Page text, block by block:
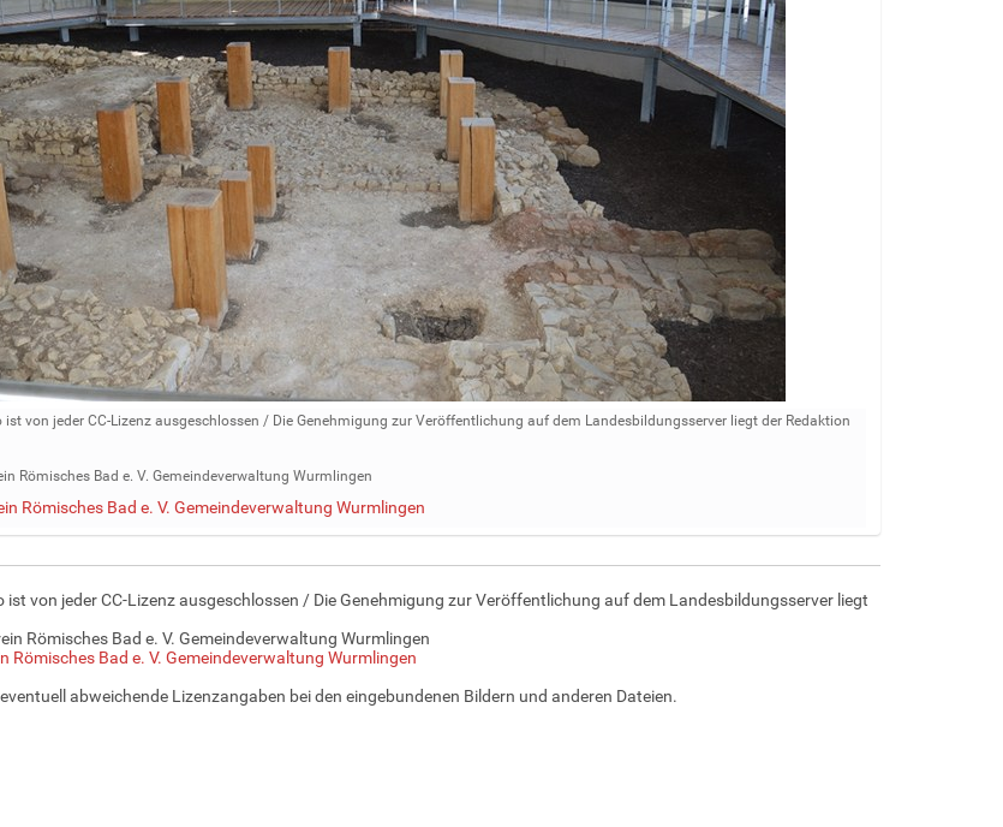
von jeder CC-Lizenz ausgeschlossen / Die Genehmigung zur Veröffentlichung auf dem Landesbildungsserver liegt der Redaktion
Römisches Bad e. V. Gemeindeverwaltung Wurmlingen
Römisches Bad e. V. Gemeindeverwaltung Wurmlingen
ist von jeder CC-Lizenz ausgeschlossen / Die Genehmigung zur Veröffentlichung auf dem Landesbildungsserver liegt
Römisches Bad e. V. Gemeindeverwaltung Wurmlingen
Römisches Bad e. V. Gemeindeverwaltung Wurmlingen
abweichende Lizenzangaben bei den eingebundenen Bildern und anderen Dateien.